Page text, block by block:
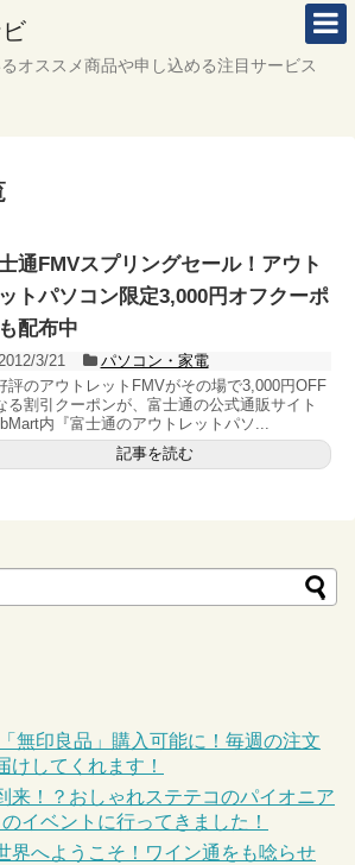
オススメ商品や申し込める注目サービス
通FMVスプリングセール！アウト
トパソコン限定3,000円オフクーポ
配布中
2012/3/21
パソコン・家電
評のアウトレットFMVがその場で3,000円OFF
る割引クーポンが、富士通の公式通販サイト
内『富士通のアウトレットパソ...
記事を読む
無印良品」購入可能に！毎週の注文
けしてくれます！
来！？おしゃれステテコのパイオニア
のイベントに行ってきました！
界へようこそ！ワイン通をも唸らせ